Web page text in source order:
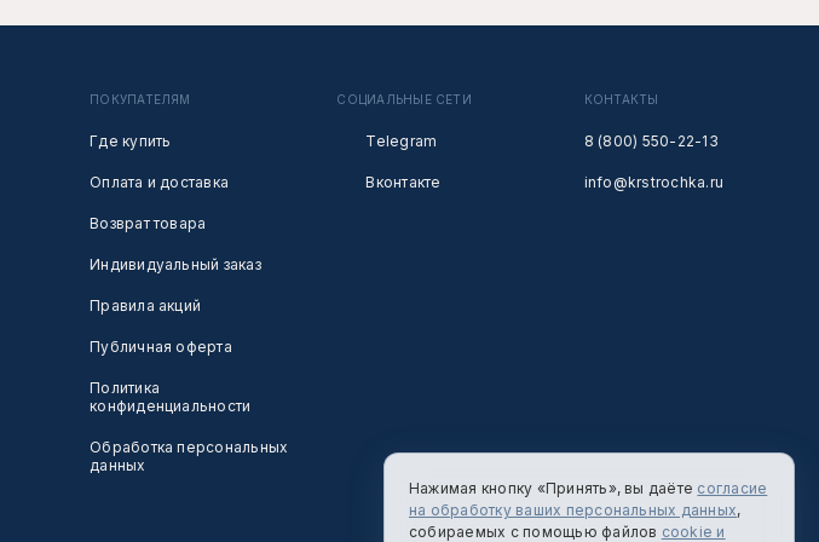
ПОКУПАТЕЛЯМ
Где купить
Оплата и доставка
Возврат товара
Индивидуальный заказ
Правила акций
Публичная оферта
Политика
конфиденциальности
Обработка персональных
данных
СОЦИАЛЬНЫЕ СЕТИ
Telegram
Вконтакте
КОНТАКТЫ
8 (800) 550-22-13
info@krstrochka.ru
Нажимая кнопку «Принять», вы даёте согласие
на обработку ваших персональных данных,
собираемых с помощью файлов cookie и